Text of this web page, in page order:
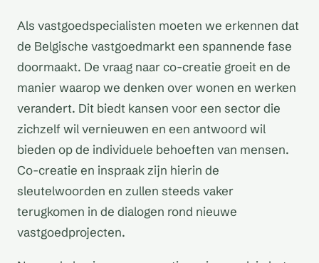
Als vastgoedspecialisten moeten we erkennen dat
de Belgische vastgoedmarkt een spannende fase
doormaakt. De vraag naar co-creatie groeit en de
manier waarop we denken over wonen en werken
verandert. Dit biedt kansen voor een sector die
zichzelf wil vernieuwen en een antwoord wil
bieden op de individuele behoeften van mensen.
Co-creatie en inspraak zijn hierin de
sleutelwoorden en zullen steeds vaker
terugkomen in de dialogen rond nieuwe
vastgoedprojecten.